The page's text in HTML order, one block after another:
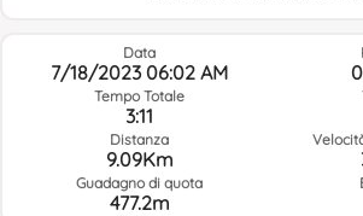
Data
7/18/2023 06:02 AM
Tempo Totale
3:11
Distanza
9.09Km
Guadagno di quota
477.2m